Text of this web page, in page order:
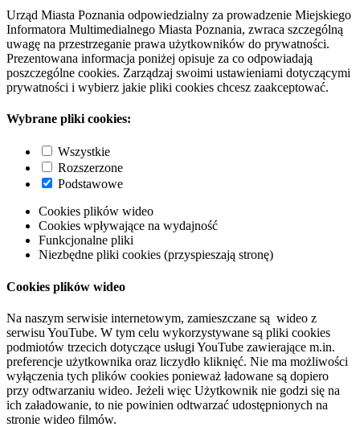
Urząd Miasta Poznania odpowiedzialny za prowadzenie Miejskiego
Informatora Multimedialnego Miasta Poznania, zwraca szczególną
uwagę na przestrzeganie prawa użytkowników do prywatności.
Prezentowana informacja poniżej opisuje za co odpowiadają
poszczególne cookies. Zarządzaj swoimi ustawieniami dotyczącymi
prywatności i wybierz jakie pliki cookies chcesz zaakceptować.
Wybrane pliki cookies:
Wszystkie
Rozszerzone
Podstawowe
Cookies plików wideo
Cookies wpływające na wydajność
Funkcjonalne pliki
Niezbędne pliki cookies (przyspieszają stronę)
Cookies plików wideo
Na naszym serwisie internetowym, zamieszczane są wideo z
serwisu YouTube. W tym celu wykorzystywane są pliki cookies
podmiotów trzecich dotyczące usługi YouTube zawierające m.in.
preferencje użytkownika oraz liczydło kliknięć. Nie ma możliwości
wyłączenia tych plików cookies ponieważ ładowane są dopiero
przy odtwarzaniu wideo. Jeżeli więc Użytkownik nie godzi się na
ich załadowanie, to nie powinien odtwarzać udostępnionych na
stronie wideo filmów.